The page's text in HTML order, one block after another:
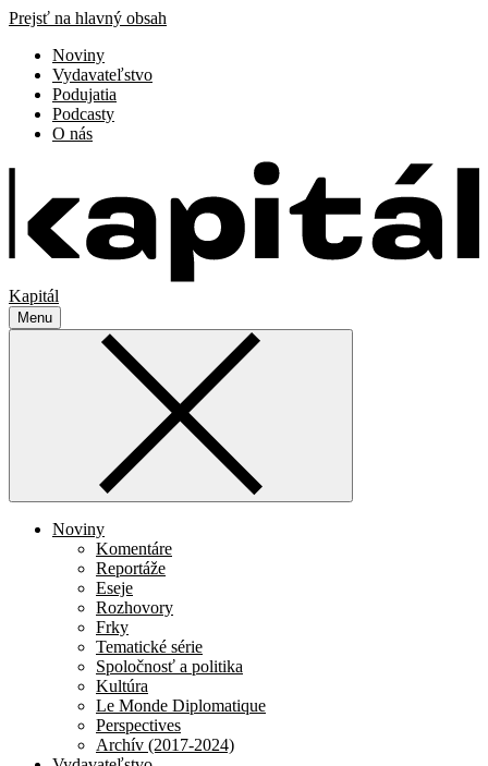
Prejsť na hlavný obsah
Noviny
Vydavateľstvo
Podujatia
Podcasty
O nás
Kapitál
Menu
Noviny
Komentáre
Reportáže
Eseje
Rozhovory
Frky
Tematické série
Spoločnosť a politika
Kultúra
Le Monde Diplomatique
Perspectives
Archív (2017-2024)